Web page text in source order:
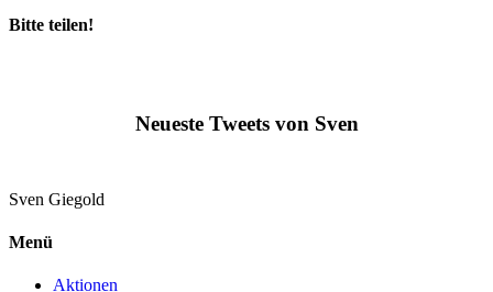
Bitte teilen!
Neueste Tweets von Sven
Sven Giegold
Menü
Aktionen